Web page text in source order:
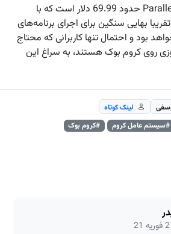
همچنین هزینه‌ی خود Parallels حدود 69.99 دلار است که با
بهایی سنگین برای اجرای برنامه‌های
بود و احتمال تنها کاربرانی که محتاج
روی کروم بوک هستند، به سراغ این
لینک کوتاه
#سیستم عامل کروم #کروم بوک